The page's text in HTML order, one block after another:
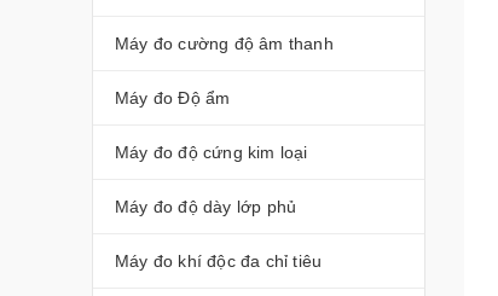
Máy đo cường độ âm thanh
Máy đo Độ ẩm
Máy đo độ cứng kim loại
Máy đo độ dày lớp phủ
Máy đo khí độc đa chỉ tiêu